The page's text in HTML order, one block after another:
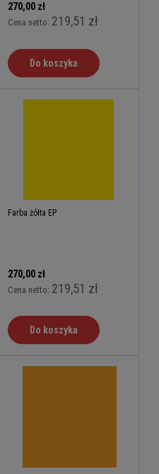
270,00 zł
Cena netto: 219,51 zł
Do koszyka
Farba żółta EP
270,00 zł
Cena netto: 219,51 zł
Do koszyka